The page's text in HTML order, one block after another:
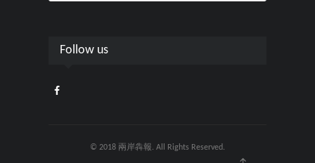
Follow us
© 2018 兩岸犇報. All Rights Reserved.